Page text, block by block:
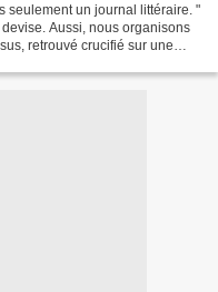
seulement un journal littéraire. "
Aussi, nous organisons
retrouvé crucifié sur une